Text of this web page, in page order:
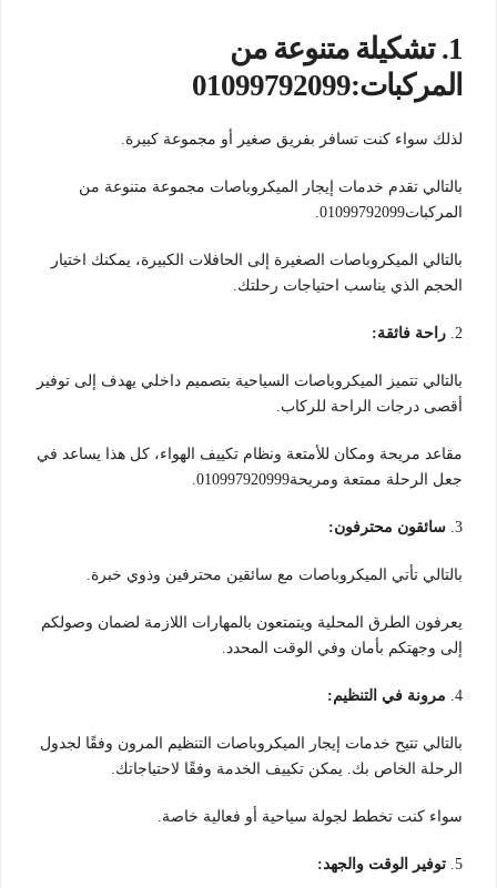
1. تشكيلة متنوعة من
المركبات:01099792099
لذلك سواء كنت تسافر بفريق صغير أو مجموعة كبيرة.
بالتالي تقدم خدمات إيجار الميكروباصات مجموعة متنوعة من
المركبات01099792099.
بالتالي الميكروباصات الصغيرة إلى الحافلات الكبيرة، يمكنك اختيار
الحجم الذي يناسب احتياجات رحلتك.
2. راحة فائقة:
بالتالي تتميز الميكروباصات السياحية بتصميم داخلي يهدف إلى توفير
أقصى درجات الراحة للركاب.
مقاعد مريحة ومكان للأمتعة ونظام تكييف الهواء، كل هذا يساعد في
جعل الرحلة ممتعة ومريحة010997920999.
3. سائقون محترفون:
بالتالي تأتي الميكروباصات مع سائقين محترفين وذوي خبرة.
يعرفون الطرق المحلية ويتمتعون بالمهارات اللازمة لضمان وصولكم
إلى وجهتكم بأمان وفي الوقت المحدد.
4. مرونة في التنظيم:
بالتالي تتيح خدمات إيجار الميكروباصات التنظيم المرون وفقًا لجدول
الرحلة الخاص بك. يمكن تكييف الخدمة وفقًا لاحتياجاتك.
سواء كنت تخطط لجولة سياحية أو فعالية خاصة.
5. توفير الوقت والجهد: